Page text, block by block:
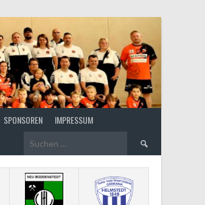
SPONSOREN IMPRESSUM
Suchen